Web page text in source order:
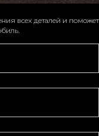
with your car choice.
всех деталей и поможет